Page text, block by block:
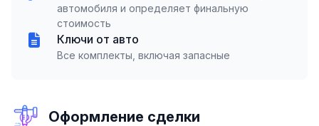
автомобиля и определяет финальную
стоимость
Ключи от авто
Все комплекты, включая запасные
Оформление сделки